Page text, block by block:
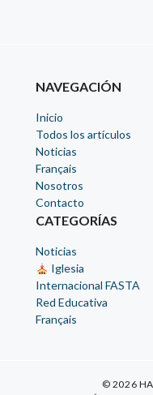
NAVEGACIÓN
Inicio
Todos los artículos
Noticias
Français
Nosotros
Contacto
CATEGORÍAS
Noticias
Iglesia
Internacional FASTA
Red Educativa
Français
© 2026